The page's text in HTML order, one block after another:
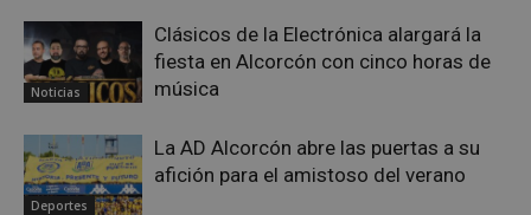
Noticias
Clásicos de la Electrónica alargará la
fiesta en Alcorcón con cinco horas de
música
Deportes
La AD Alcorcón abre las puertas a su
afición para el amistoso del verano
AWSALBCORS
Google
Privacy Policy